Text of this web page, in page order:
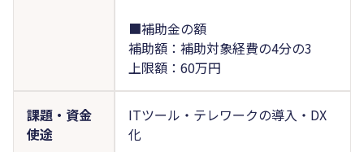
■補助金の額
補助額：補助対象経費の4分の3
上限額：60万円
課題・資金
使途
ITツール・テレワークの導入・DX
化